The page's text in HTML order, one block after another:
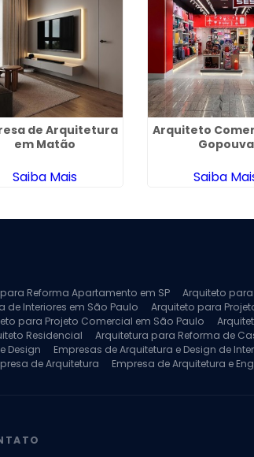
de Arquitetura
em Matão
Saiba Mais
Arquiteto
Gopouva
Saiba
Reforma Apartamento em SP
Arquiteto
de Interiores em São Paulo
Arquiteto para
para Projeto Comercial em São Paulo
Residencial Arquitetura para Reforma de
Design Empresas de Arquitetura e Design de
de Arquitetura Empresa de Arquitetura e